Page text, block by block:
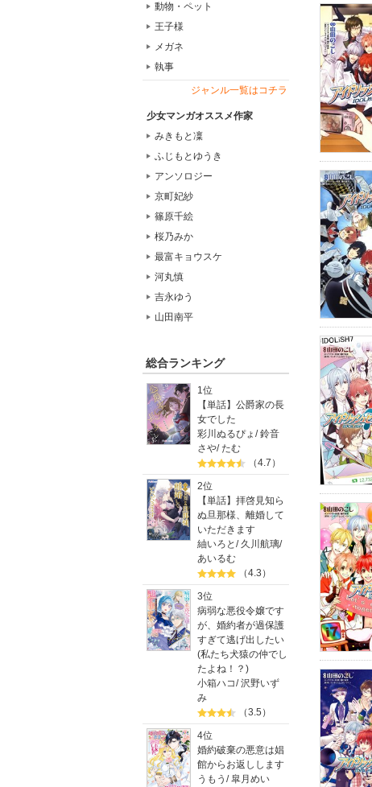
動物・ペット
王子様
メガネ
執事
ジャンル一覧はコチラ
少女マンガオススメ作家
みきもと凜
ふじもとゆうき
アンソロジー
京町妃紗
篠原千絵
桜乃みか
最富キョウスケ
河丸慎
吉永ゆう
山田南平
総合ランキング
1位
【単話】公爵家の長
女でした
彩川ぬるぴょ /鈴音
さや/たむ
（4.7）
2位
【単話】拝啓見知ら
ぬ旦那様、離婚して
いただきます
紬いろと / 久川航璃/
あいるむ
（4.3）
3位
病弱な悪役令嬢です
が、婚約者が過保護
すぎて逃げ出したい
(私たち犬猿の仲でし
たよね！？)
小箱ハコ/沢野いず
み
（3.5）
4位
婚約破棄の悪意は娼
館からお返しします
うもう /皐月めい